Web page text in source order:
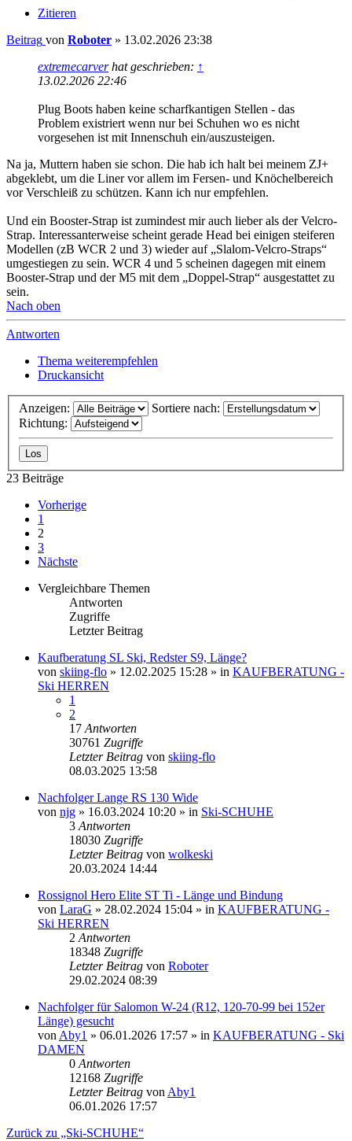
Zitieren
Beitrag von Roboter » 13.02.2026 23:38
extremecarverhat geschrieben: ↑
13.02.2026 22:46
Plug Boots haben keine scharfkantigen Stellen - das
Problem existriert wenn nur bei Schuhen wo es nicht
vorgesehen ist mit Innenschuh ein/auszusteigen.
Na ja, Muttern haben sie schon. Die hab ich halt bei meinem ZJ+
abgeklebt, um die Liner vor allem im Fersen- und Knöchelbereich
vor Verschleiß zu schützen. Kann ich nur empfehlen.
Und ein Booster-Strap ist zumindest mir auch lieber als der Velcro-
Strap. Interessanterweise scheint gerade Head bei einigen steiferen
Modellen (zB WCR 2 und 3) wieder auf „Slalom-Velcro-Straps“
umgestiegen zu sein. WCR 4 und 5 scheinen dagegen mit einem
Booster-Strap und der M5 mit dem „Doppel-Strap“ ausgestattet zu
sein.
Nach oben
Antworten
Thema weiterempfehlen
Druckansicht
Anzeigen:
Sortiere nach:
Richtung:
23 Beiträge
Vorherige
1
2
3
Nächste
Vergleichbare Themen
Antworten
Zugriffe
Letzter Beitrag
Kaufberatung SL Ski, Redster S9, Länge?
von skiing-flo » 12.02.2025 15:28 » in KAUFBERATUNG -
Ski HERREN
1
2
17 Antworten
30761 Zugriffe
Letzter Beitrag von skiing-flo
08.03.2025 13:58
Nachfolger Lange RS 130 Wide
von njg » 16.03.2024 10:20 » in Ski-SCHUHE
3 Antworten
18030 Zugriffe
Letzter Beitrag von wolkeski
20.03.2024 14:44
Rossignol Hero Elite ST Ti - Länge und Bindung
von LaraG » 28.02.2024 15:04 » in KAUFBERATUNG -
Ski HERREN
2 Antworten
18348 Zugriffe
Letzter Beitrag von Roboter
29.02.2024 08:39
Nachfolger für Salomon W-24 (R12, 120-70-99 bei 152er
Länge) gesucht
von Aby1 » 06.01.2026 17:57 » in KAUFBERATUNG - Ski
DAMEN
0 Antworten
12168 Zugriffe
Letzter Beitrag von Aby1
06.01.2026 17:57
Zurück zu „Ski-SCHUHE“